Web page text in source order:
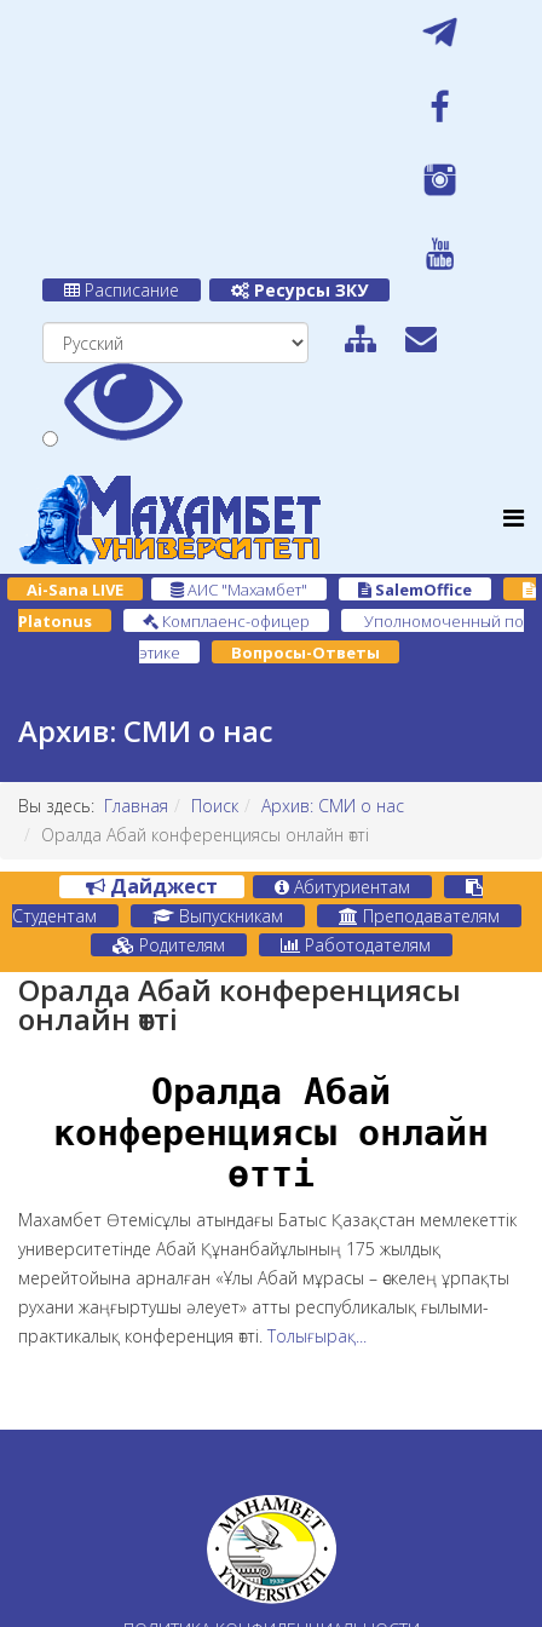
Расписание Ресурсы ЗКУ
Ai-Sana LIVE АИС "Махамбет"
SalemOffice
Platonus
Комплаенс-офицер
Уполномоченный по
этике
Вопросы-Ответы
Архив: СМИ о нас
Вы здесь: Главная Поиск
Архив: СМИ о нас
Оралда Абай конференциясы онлайн өтті
Дайджест
Абитуриентам
Студентам
Выпускникам
Преподавателям
Родителям
Работодателям
Оралда Абай конференциясы
онлайн өтті
Оралда Абай
конференциясы онлайн
өтті
Махамбет Өтемісұлы атындағы Батыс Қазақстан мемлекеттік
университетінде Абай Құнанбайұлының 175 жылдық
мерейтойына арналған «Ұлы Абай мұрасы – өскелең ұрпақты
рухани жаңғыртушы әлеует» атты республикалық ғылыми-
практикалық конференция өтті. Толығырақ...